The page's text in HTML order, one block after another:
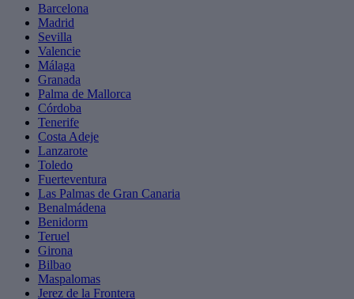
Barcelona
Madrid
Sevilla
Valencie
Málaga
Granada
Palma de Mallorca
Córdoba
Tenerife
Costa Adeje
Lanzarote
Toledo
Fuerteventura
Las Palmas de Gran Canaria
Benalmádena
Benidorm
Teruel
Girona
Bilbao
Maspalomas
Jerez de la Frontera